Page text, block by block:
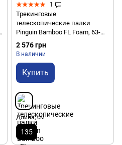
1
Трекинговые
телескопические палки
Pinguin Bamboo FL Foam, 63-
135 см, Brown (PNG 810172)
2 576 грн
В наличии
Купить
Длина, см
135